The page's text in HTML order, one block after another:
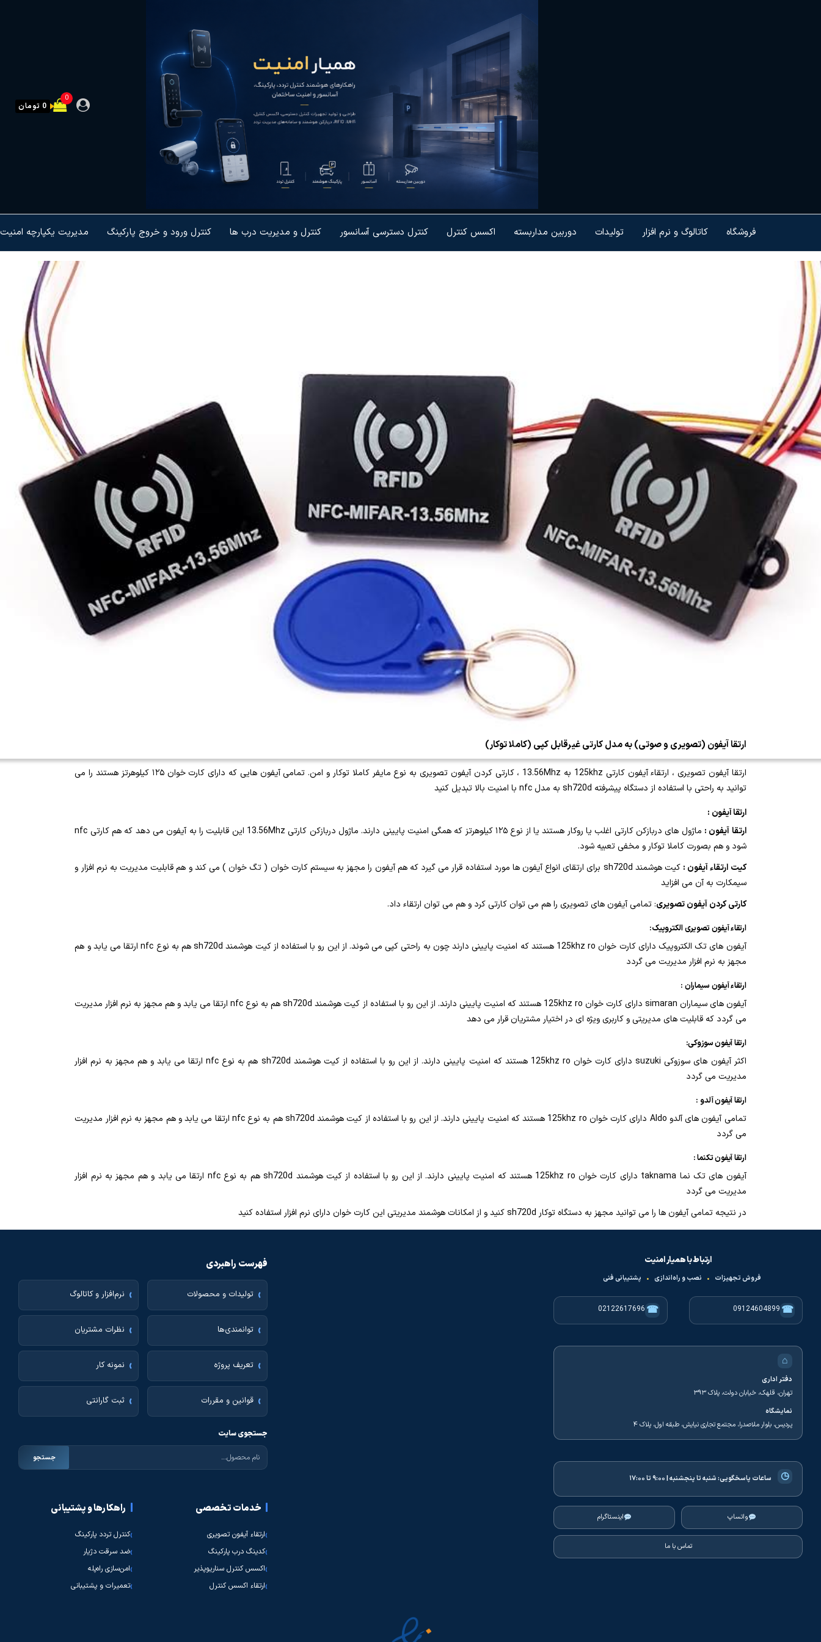
همیار
امنیت
کنترل تردد و
0
0 تومان
مدیریت یکپارچه امنیت کنترل ورود و خروج پارکینگ کنترل و مدیریت درب ها کنترل دسترسی آسانسور اکسس کنترل دوربین مداربسته تولیدات کاتالوگ و نرم افزار فروشگاه
ارتقا آیفون (تصویری و صوتی) به مدل کارتی غیرقابل کپی (کاملا توکار)
ارتقا آیفون تصویری ، ارتقاء آیفون کارتی 125khz به 13.56Mhz ، کارتی کردن آیفون تصویری به نوع مایفر کاملا توکار و امن. تمامی آیفون هایی که دارای کارت خوان ۱۲۵ کیلوهرتز هستند را می
توانید به راحتی با استفاده از دستگاه پیشرفته sh720d به مدل nfc با امنیت بالا تبدیل کنید
ارتقا آیفون :
ارتقا آیفون :
ماژول های دربازکن کارتی اغلب یا روکار هستند یا از نوع ۱۲۵ کیلوهرتز که همگی امنیت پایینی دارند. ماژول دربازکن کارتی 13.56Mhz این قابلیت را به آیفون می دهد که هم کارتی nfc
شود و هم بصورت کاملا توکار و مخفی تعبیه شود.
کیت ارتقاء آیفون :
کیت هوشمند sh720d برای ارتقای انواع آیفون ها مورد استفاده قرار می گیرد که هم آیفون را مجهز به سیستم کارت خوان ( تگ خوان ) می کند و هم قابلیت مدیریت به نرم افزار و
سیمکارت به آن می افزاید
کارتی کردن آیفون تصویری: تمامی آیفون های تصویری را هم می توان کارتی کرد و هم می توان ارتقاء داد.
ارتقاء آیفون تصویری الکتروپیک:
آیفون های تک الکتروپیک دارای کارت خوان 125khz ro هستند که امنیت پایینی دارند چون به راحتی کپی می شوند. از این رو با استفاده از کیت هوشمند sh720d هم به نوع nfc ارتقا می یابد و هم
مجهز به نرم افزار مدیریت می گردد
ارتقاء آیفون سیماران :
آیفون های سیماران simaran دارای کارت خوان 125khz ro هستند که امنیت پایینی دارند. از این رو با استفاده از کیت هوشمند sh720d هم به نوع nfc ارتقا می یابد و هم مجهز به نرم افزار مدیریت
می گردد که قابلیت های مدیریتی و کاربری ویژه ای در اختیار مشتریان قرار می دهد
ارتقا آیفون سوزوکی:
اکثر آیفون های سوزوکی suzuki دارای کارت خوان 125khz ro هستند که امنیت پایینی دارند. از این رو با استفاده از کیت هوشمند sh720d هم به نوع nfc ارتقا می یابد و هم مجهز به نرم افزار
مدیریت می گردد
ارتقا آیفون آلدو :
تمامی آیفون های آلدو Aldo دارای کارت خوان 125khz ro هستند که امنیت پایینی دارند. از این رو با استفاده از کیت هوشمند sh720d هم به نوع nfc ارتقا می یابد و هم مجهز به نرم افزار مدیریت
می گردد
ارتقا آیفون تکنما:
آیفون های تک نما taknama دارای کارت خوان 125khz ro هستند که امنیت پایینی دارند. از این رو با استفاده از کیت هوشمند sh720d هم به نوع nfc ارتقا می یابد و هم مجهز به نرم افزار
مدیریت می گردد
در نتیجه تمامی آیفون ها را می توانید مجهز به دستگاه توکار sh720d کنید و از امکانات هوشمند مدیریتی این کارت خوان دارای نرم افزار استفاده کنید
ارتباط با همیار امنیت
فروش تجهیزات • نصب و راه‌اندازی • پشتیبانی فنی
☎
09124604899
☎
02122617696
⌂
دفتر اداری
تهران، قلهک، خیابان دولت، پلاک ۳۹۳
نمایشگاه
پردیس، بلوار ملاصدرا، مجتمع تجاری نیایش، طبقه اول، پلاک ۴
◷ ساعات پاسخگویی:شنبه تا پنجشنبه | ۹:۰۰ تا ۱۷:۰۰
واتساپ اینستاگرام
تماس با ما
فهرست راهبردی
تولیدات و محصولات نرم‌افزار و کاتالوگ
توانمندی‌ها نظرات مشتریان
تعریف پروژه نمونه کار
قوانین و مقررات ثبت گارانتی
جستجوی سایت
جستجو
خدمات تخصصی
ارتقاء آیفون تصویری
کدینگ درب پارکینگ
اکسس کنترل سناریوپذیر
ارتقاء اکسس کنترل
راهکارها و پشتیبانی
کنترل تردد پارکینگ
ضد سرقت دژیار
امن‌سازی راه‌پله
تعمیرات و پشتیبانی